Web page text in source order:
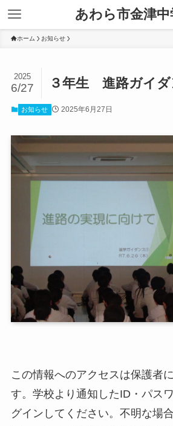
あわら市金津中
ホーム お知らせ
３年生 進路ガイダ
2025
6/27
お知らせ 2025年6月27日
この情報へのアクセスは保護者
す。学校より通知したID・パス
グインしてください。不明な場